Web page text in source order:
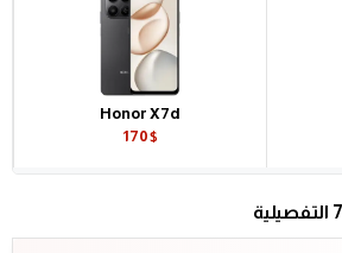
Honor X7d
170$